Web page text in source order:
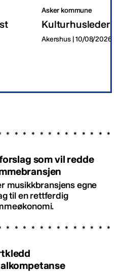
Asker kommune
Kulturhusleder
Akershus | 10/08/2026
som vil redde
musikkbransjens egne
til en rettferdig